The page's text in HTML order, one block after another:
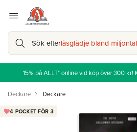
Sök efterläsglädje bland
15% på ALLT* online vid köp över 300 kr!
Deckare Deckare
4 POCKET FÖR 3